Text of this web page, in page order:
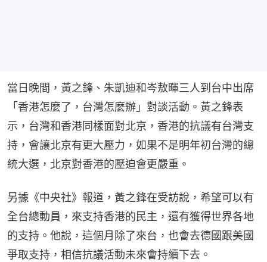
當日晚間，黃之鋒、朱凱迪和岑敖暉三人到台中出席
「香港怎麼了，台灣怎麼辦」對談活動。黃之鋒表
示，台灣和香港同樣面對北京，香港的抗議有台灣支
持，會讓北京有更大壓力，如果不是明年初台灣的總
統大選，北京對香港的壓迫會更嚴重。
另據《中央社》報道，黃之鋒在受訪說，希望可以有
全台總動員，來支持香港的民主，還有獲得世界各地
的支持。他說，這個月除了來台，也會去德國跟美國
爭取支持，相信抗議活動未來會持續下去。